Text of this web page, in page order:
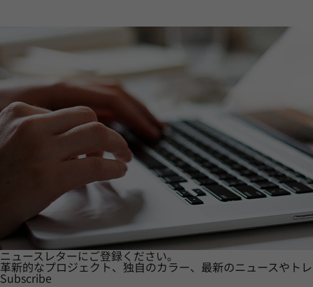
ニュースレターにご登録ください。
革新的なプロジェクト、独自のカラー、最新のニュースやト
Subscribe